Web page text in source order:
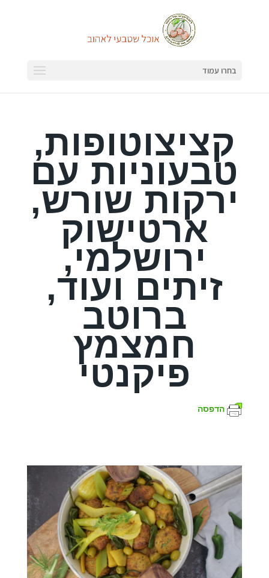
בחרו עמוד
קציצוטופות,
טבעוניות עם
ירקות שורש,
ארטישוק
ירושלמי,
זיתים ועוד,
ברוטב
חמצמץ
פיקנטי
הדפסה